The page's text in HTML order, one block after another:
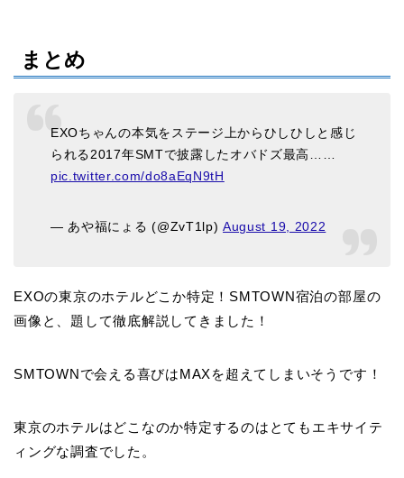
まとめ
EXOちゃんの本気をステージ上からひしひしと感じ
られる2017年SMTで披露したオバドズ最高……
pic.twitter.com/do8aEqN9tH
— あや福にょる (@ZvT1lp)August 19, 2022
EXOの東京のホテルどこか特定！SMTOWN宿泊の部屋の
画像と、題して徹底解説してきました！
SMTOWNで会える喜びはMAXを超えてしまいそうです！
東京のホテルはどこなのか特定するのはとてもエキサイテ
ィングな調査でした。